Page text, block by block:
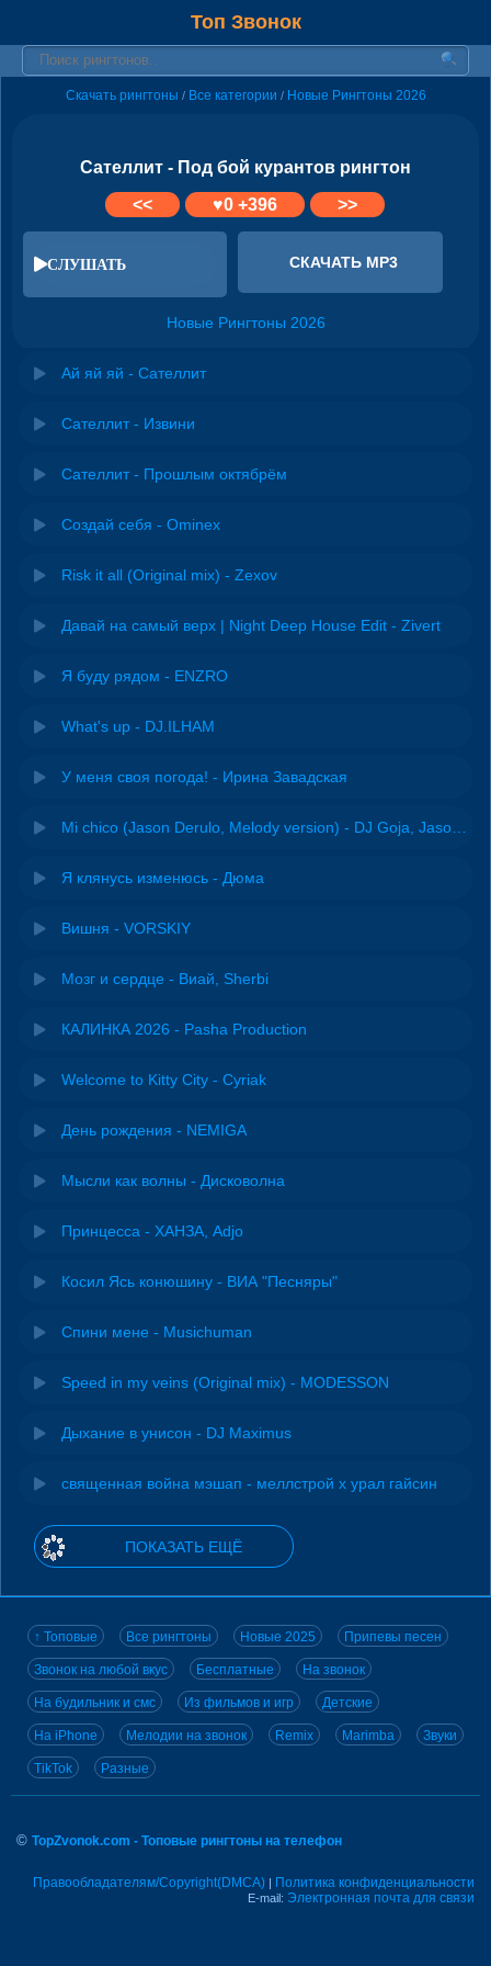
Топ Звонок
Скачать рингтоны / Все категории / Новые Рингтоны 2026
Сателлит - Под бой курантов рингтон
<<
♥0+396 >>
СЛУШАТЬ СКАЧАТЬ MP3
Новые Рингтоны 2026
Ай яй яй - Сателлит
Сателлит - Извини
Сателлит - Прошлым октябрём
Создай себя - Ominex
Risk it all (Original mix) - Zexov
Давай на самый верх | Night Deep House Edit - Zivert
Я буду рядом - ENZRO
What's up - DJ.ILHAM
У меня своя погода! - Ирина Завадская
Я клянусь изменюсь - Дюма
Вишня - VORSKIY
Мозг и сердце - Виай, Sherbi
КАЛИНКА 2026 - Pasha Production
Welcome to Kitty City - Cyriak
День рождения - NEMIGA
Мысли как волны - Дисковолна
Принцесса - ХАНЗА, Adjo
Косил Ясь конюшину - ВИА "Песняры"
Спини мене - Musichuman
Speed in my veins (Original mix) - MODESSON
Дыхание в унисон - DJ Maximus
священная война мэшап - меллстрой х урал гайсин
ПОКАЗАТЬ ЕЩЁ
↑ Топовые Все рингтоны Новые 2025 Припевы песен
Звонок на любой вкус Бесплатные На звонок
На будильник и смс Из фильмов и игр Детские
На iPhone Мелодии на звонок Remix Marimba Звуки
TikTok Разные
© TopZvonok.com - Топовые рингтоны на телефон
Правообладателям/Copyright(DMCA) | Политика конфиденциальности
E-mail: Электронная почта для связи